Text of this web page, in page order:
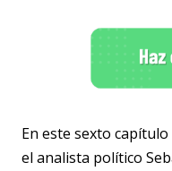
En este sexto
el analista político